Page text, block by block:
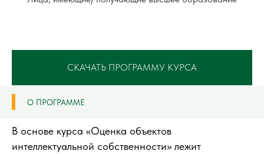
СКАЧАТЬ ПРОГРАММУ КУРСА
О ПРОГРАММЕ
В основе курса «Оценка объектов
интеллектуальной собственности» лежит